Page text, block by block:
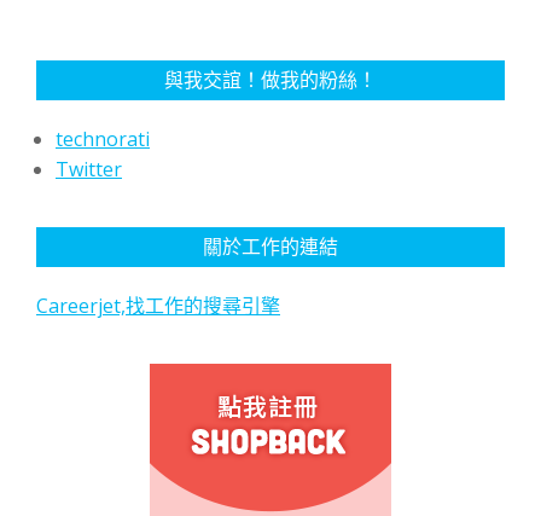
與我交誼！做我的粉絲！
technorati
Twitter
關於工作的連結
Careerjet,找工作的搜尋引擎